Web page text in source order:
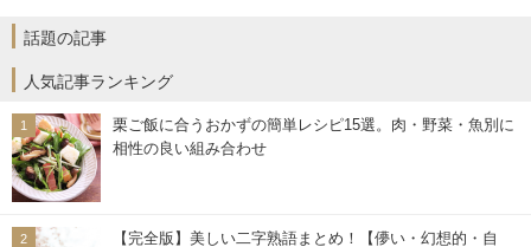
話題の記事
人気記事ランキング
栗ご飯に合うおかずの簡単レシピ15選。肉・野菜・魚別に
相性の良い組み合わせ
【完全版】美しい二字熟語まとめ！【儚い・幻想的・自